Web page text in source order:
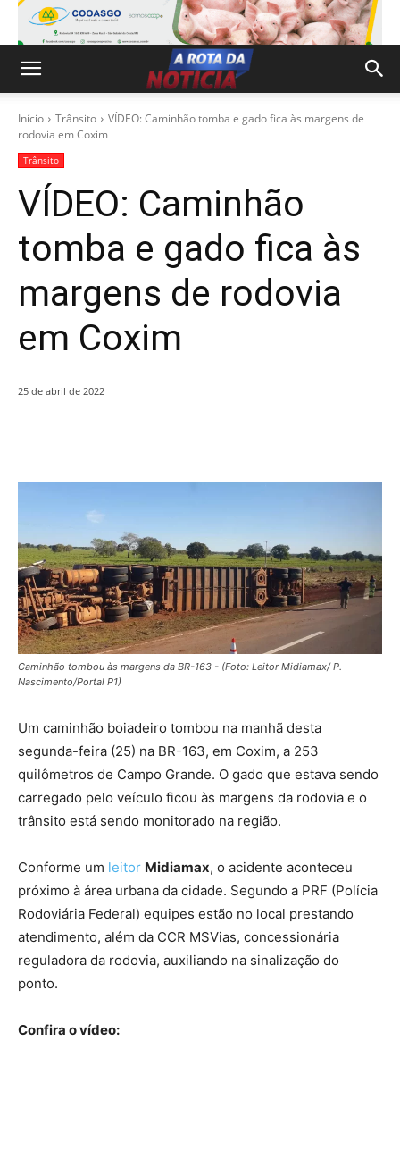
Início Trânsito
VÍDEO: Caminhão tomba e gado fica às margens de
rodovia em Coxim
Trânsito
VÍDEO: Caminhão
tomba e gado fica às
margens de rodovia
em Coxim
25 de abril de 2022
Caminhão tombou às margens da BR-163 - (Foto: Leitor Midiamax/ P.
Nascimento/Portal P1)
Um caminhão boiadeiro tombou na manhã desta
segunda-feira (25) na BR-163, em Coxim, a 253
quilômetros de Campo Grande. O gado que estava sendo
carregado pelo veículo ficou às margens da rodovia e o
trânsito está sendo monitorado na região.
Conforme um leitor Midiamax, o acidente aconteceu
próximo à área urbana da cidade. Segundo a PRF (Polícia
Rodoviária Federal) equipes estão no local prestando
atendimento, além da CCR MSVias, concessionária
reguladora da rodovia, auxiliando na sinalização do
ponto.
Confira o vídeo: